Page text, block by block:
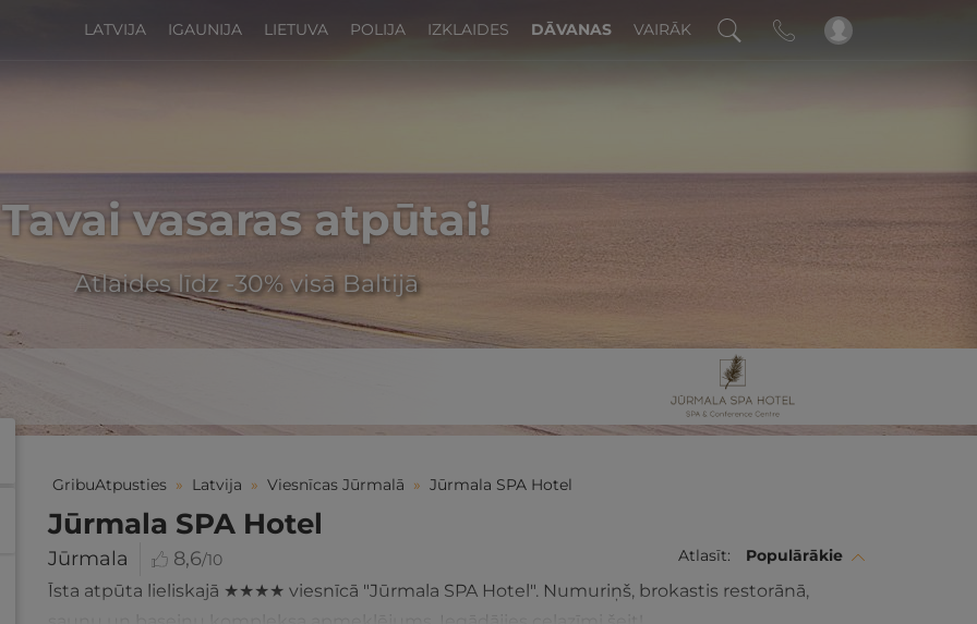
LATVIJA IGAUNIJA LIETUVA POLIJA IZKLAIDES DĀVANAS VAIRĀK
Tavai vasaras atpūtai!
Atlaides līdz -30% visā Baltijā
GribuAtpusties » Latvija » Viesnīcas Jūrmalā » Jūrmala SPA Hotel
Atlasīt: Populārākie
Jūrmala SPA Hotel
Jūrmala 8,6/10
Īsta atpūta lieliskajā ★★★★ viesnīcā "Jūrmala SPA Hotel". Numuriņš, brokastis restorānā,